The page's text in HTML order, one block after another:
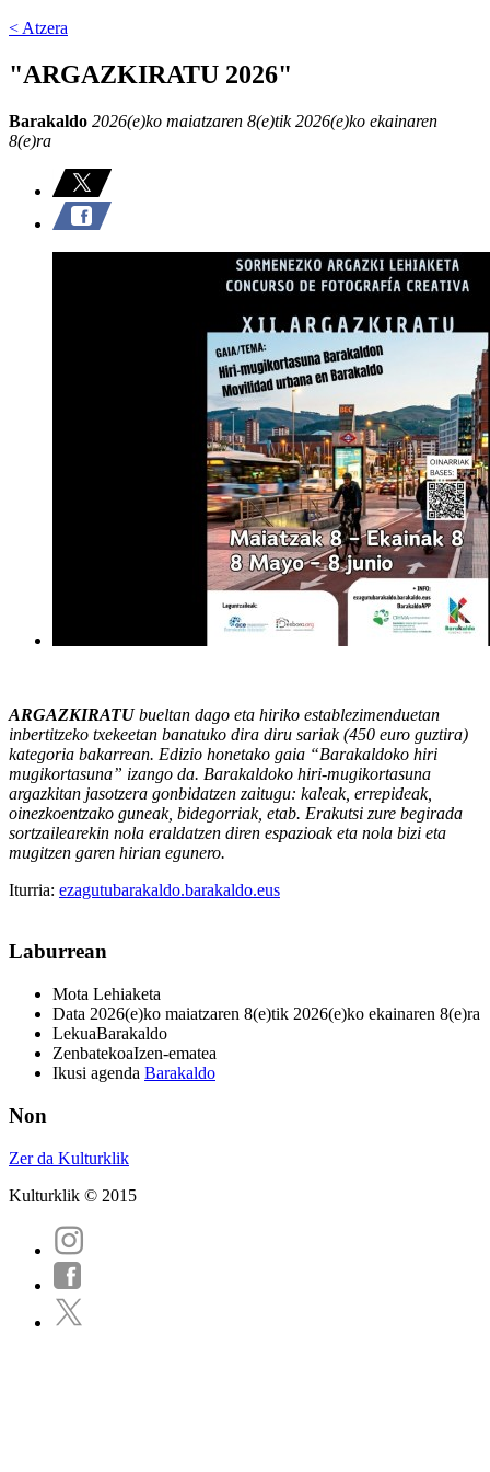
< Atzera
"ARGAZKIRATU 2026"
Barakaldo 2026(e)ko maiatzaren 8(e)tik 2026(e)ko ekainaren
8(e)ra
ARGAZKIRATUbueltan dago eta hiriko establezimenduetan
inbertitzeko txekeetan banatuko dira diru sariak (450 euro guztira)
kategoria bakarrean. Edizio honetako gaia “Barakaldoko hiri
mugikortasuna” izango da. Barakaldoko hiri-mugikortasuna
argazkitan jasotzera gonbidatzen zaitugu: kaleak, errepideak,
oinezkoentzako guneak, bidegorriak, etab. Erakutsi zure begirada
sortzailearekin nola eraldatzen diren espazioak eta nola bizi eta
mugitzen garen hirian egunero.
Iturria: ezagutubarakaldo.barakaldo.eus
Laburrean
Mota Lehiaketa
Data 2026(e)ko maiatzaren 8(e)tik 2026(e)ko ekainaren 8(e)ra
LekuaBarakaldo
ZenbatekoaIzen-ematea
Ikusi agenda Barakaldo
Non
Zer da Kulturklik
Kulturklik © 2015